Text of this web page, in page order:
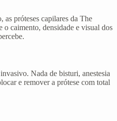
as próteses capilares da The
caimento, densidade e visual dos
Nada de bisturi, anestesia
e remover a prótese com total